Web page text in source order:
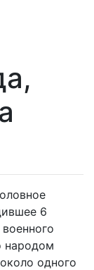
6
народом
одного